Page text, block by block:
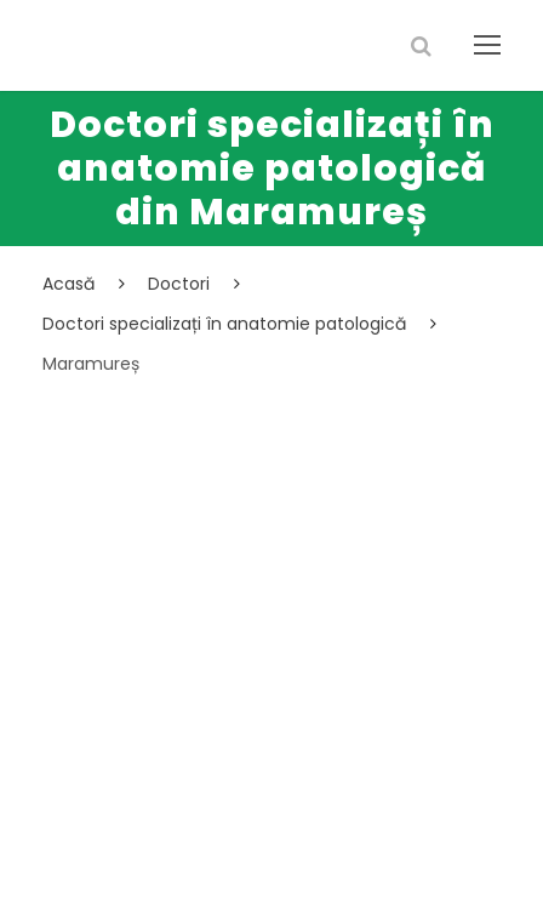
Doctori specializați în
anatomie patologică
din Maramureș
Acasă
Doctori
Doctori specializați în anatomie patologică
Maramureș